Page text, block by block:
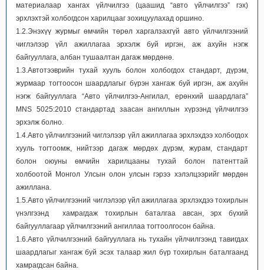
материалаар хангах үйлчилгээ (цаашид “авто үйлчилгээ” гэх)
эрхлэхтэй холбогдсон харилцааг зохицуулахад оршино.
1.2.Энэхүү журмыг өмчийн төрөл харгалзахгүй авто үйлчилгээний
чиглэлээр үйл ажиллагаа эрхэлж буй иргэн, аж ахуйн нэгж
байгууллага, албан тушаалтан дагаж мөрдөнө.
1.3.Автотээврийн тухай хууль болон холбогдох стандарт, дүрэм,
журмаар тогтоосон шаардлагыг бүрэн хангаж буй иргэн, аж ахуйн
нэгж байгууллага “Авто үйлчилгээ-Ангилал, ерөнхий шаардлага”
MNS 5025:2010 стандартад заасан ангиллын хүрээнд үйлчилгээ
эрхэлж болно.
1.4.Авто үйлчилгээний чиглэлээр үйл ажиллагаа эрхлэхдээ холбогдох
хууль тогтоомж, нийтээр дагаж мөрдөх дүрэм, журам, стандарт
болон оюуны өмчийн харилцааны тухай болон патенттай
холбоотой Монгол Улсын олон улсын гэрээ хэлэлцээрийг мөрдөн
ажиллана.
1.5.Авто үйлчилгээний чиглэлээр үйл ажиллагаа эрхлэхдээ тохирлын
үнэлгээнд хамрагдаж тохирлын баталгаа авсан, эрх бүхий
байгууллагаар үйлчилгээний ангиллаа тогтоолгосон байна.
1.6.Авто үйлчилгээний байгууллага нь тухайн үйлчилгээнд тавигдах
шаардлагыг хангаж буй эсэх талаар жил бүр тохирлын баталгаанд
хамрагдсан байна.